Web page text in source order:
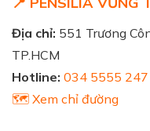
Địa chỉ: 551 Trương
TP.HCM
Hotline: 034 5555 247
🗺️ Xem chỉ đường